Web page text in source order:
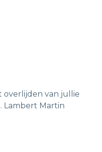
overlijden van jullie
Lambert Martin